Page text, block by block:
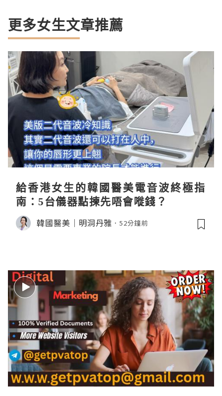
更多女生文章推薦
給香港女生的韓國醫美電音波終極指
南：5台儀器點揀先唔會嘥錢？
韓國醫美｜明洞丹雅 52分鐘前